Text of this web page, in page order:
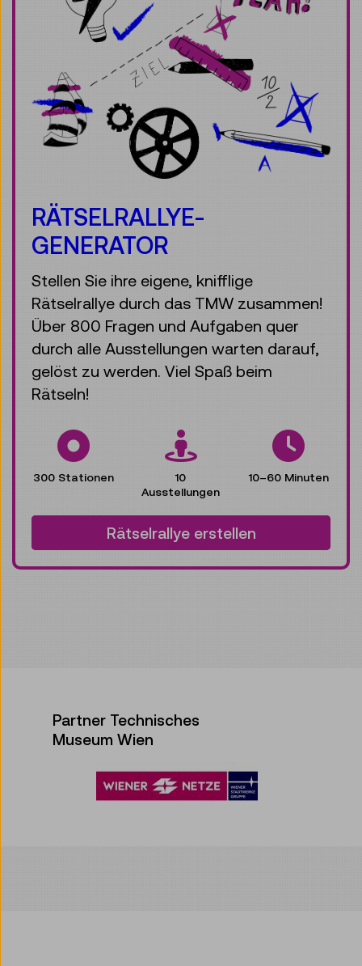
RÄTSELRALLYE-
GENERATOR
Stellen Sie ihre eigene, knifflige
Rätselrallye durch das TMW zusammen!
Über 800 Fragen und Aufgaben quer
durch alle Ausstellungen warten darauf,
gelöst zu werden. Viel Spaß beim
Rätseln!
300 Stationen
10
Ausstellungen
10–60 Minuten
Rätselrallye erstellen
Partner Technisches
Museum Wien